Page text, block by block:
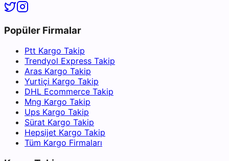
Popüler Firmalar
Ptt Kargo Takip
Trendyol Express Takip
Aras Kargo Takip
Yurtiçi Kargo Takip
DHL Ecommerce Takip
Mng Kargo Takip
Ups Kargo Takip
Sürat Kargo Takip
Hepsijet Kargo Takip
Tüm Kargo Firmaları